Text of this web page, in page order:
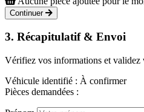
Continuer
3. Récapitulatif & Envoi
Vérifiez vos informations et validez
Véhicule identifié : À confirmer
Pièces demandées :